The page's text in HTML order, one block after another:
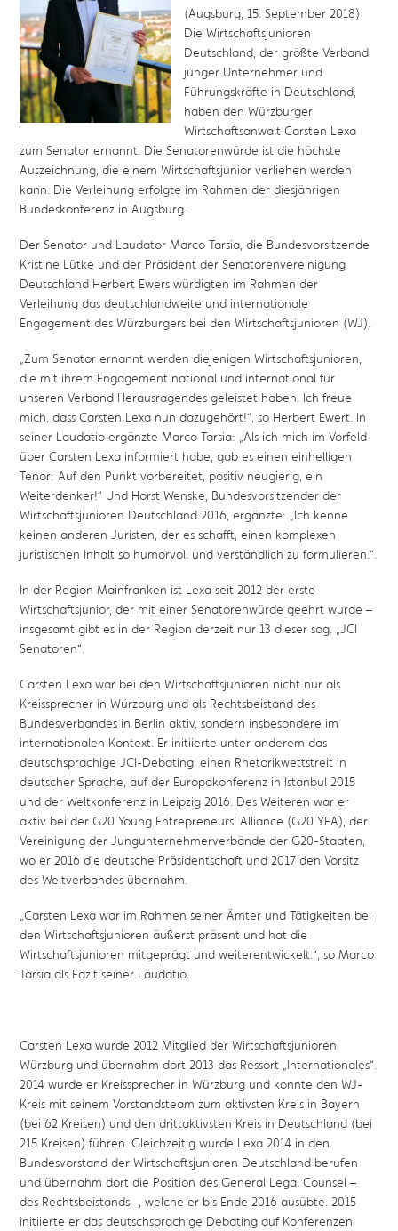
(Augsburg, 15. September 2018)
Die Wirtschaftsjunioren
Deutschland, der größte Verband
junger Unternehmer und
Führungskräfte in Deutschland,
haben den Würzburger
Wirtschaftsanwalt Carsten Lexa
zum Senator ernannt. Die Senatorenwürde ist die höchste
Auszeichnung, die einem Wirtschaftsjunior verliehen werden
kann. Die Verleihung erfolgte im Rahmen der diesjährigen
Bundeskonferenz in Augsburg.
Der Senator und Laudator Marco Tarsia, die Bundesvorsitzende
Kristine Lütke und der Präsident der Senatorenvereinigung
Deutschland Herbert Ewers würdigten im Rahmen der
Verleihung das deutschlandweite und internationale
Engagement des Würzburgers bei den Wirtschaftsjunioren (WJ).
„Zum Senator ernannt werden diejenigen Wirtschaftsjunioren,
die mit ihrem Engagement national und international für
unseren Verband Herausragendes geleistet haben. Ich freue
mich, dass Carsten Lexa nun dazugehört!“, so Herbert Ewert. In
seiner Laudatio ergänzte Marco Tarsia: „Als ich mich im Vorfeld
über Carsten Lexa informiert habe, gab es einen einhelligen
Tenor: Auf den Punkt vorbereitet, positiv neugierig, ein
Weiterdenker!“ Und Horst Wenske, Bundesvorsitzender der
Wirtschaftsjunioren Deutschland 2016, ergänzte: „Ich kenne
keinen anderen Juristen, der es schafft, einen komplexen
juristischen Inhalt so humorvoll und verständlich zu formulieren.“.
In der Region Mainfranken ist Lexa seit 2012 der erste
Wirtschaftsjunior, der mit einer Senatorenwürde geehrt wurde –
insgesamt gibt es in der Region derzeit nur 13 dieser sog. „JCI
Senatoren“.
Carsten Lexa war bei den Wirtschaftsjunioren nicht nur als
Kreissprecher in Würzburg und als Rechtsbeistand des
Bundesverbandes in Berlin aktiv, sondern insbesondere im
internationalen Kontext. Er initiierte unter anderem das
deutschsprachige JCI-Debating, einen Rhetorikwettstreit in
deutscher Sprache, auf der Europakonferenz in Istanbul 2015
und der Weltkonferenz in Leipzig 2016. Des Weiteren war er
aktiv bei der G20 Young Entrepreneurs´ Alliance (G20 YEA), der
Vereinigung der Jungunternehmerverbände der G20-Staaten,
wo er 2016 die deutsche Präsidentschaft und 2017 den Vorsitz
des Weltverbandes übernahm.
„Carsten Lexa war im Rahmen seiner Ämter und Tätigkeiten bei
den Wirtschaftsjunioren äußerst präsent und hat die
Wirtschaftsjunioren mitgeprägt und weiterentwickelt.“, so Marco
Tarsia als Fazit seiner Laudatio.
Carsten Lexa wurde 2012 Mitglied der Wirtschaftsjunioren
Würzburg und übernahm dort 2013 das Ressort „Internationales“.
2014 wurde er Kreissprecher in Würzburg und konnte den WJ-
Kreis mit seinem Vorstandsteam zum aktivsten Kreis in Bayern
(bei 62 Kreisen) und den drittaktivsten Kreis in Deutschland (bei
215 Kreisen) führen. Gleichzeitig wurde Lexa 2014 in den
Bundesvorstand der Wirtschaftsjunioren Deutschland berufen
und übernahm dort die Position des General Legal Counsel –
des Rechtsbeistands -, welche er bis Ende 2016 ausübte. 2015
initiierte er das deutschsprachige Debating auf Konferenzen